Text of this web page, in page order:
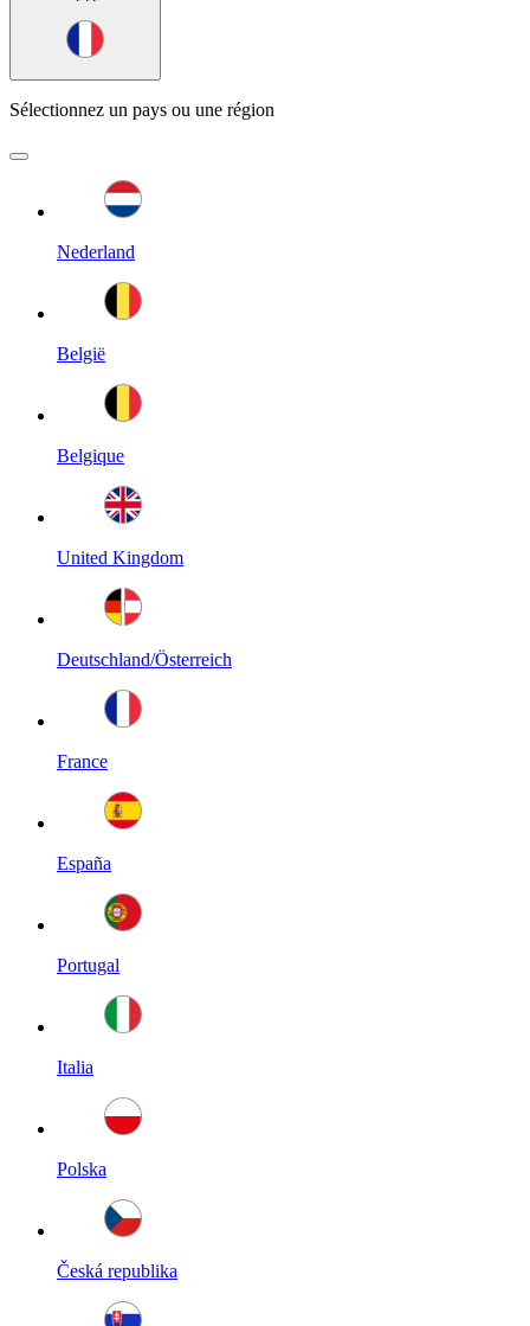
Sélectionnez un pays ou une région
Nederland
België
Belgique
United Kingdom
Deutschland/Österreich
France
España
Portugal
Italia
Polska
Česká republika